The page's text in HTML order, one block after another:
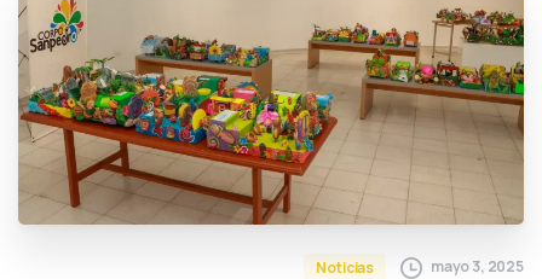
Noticias mayo 3, 2025